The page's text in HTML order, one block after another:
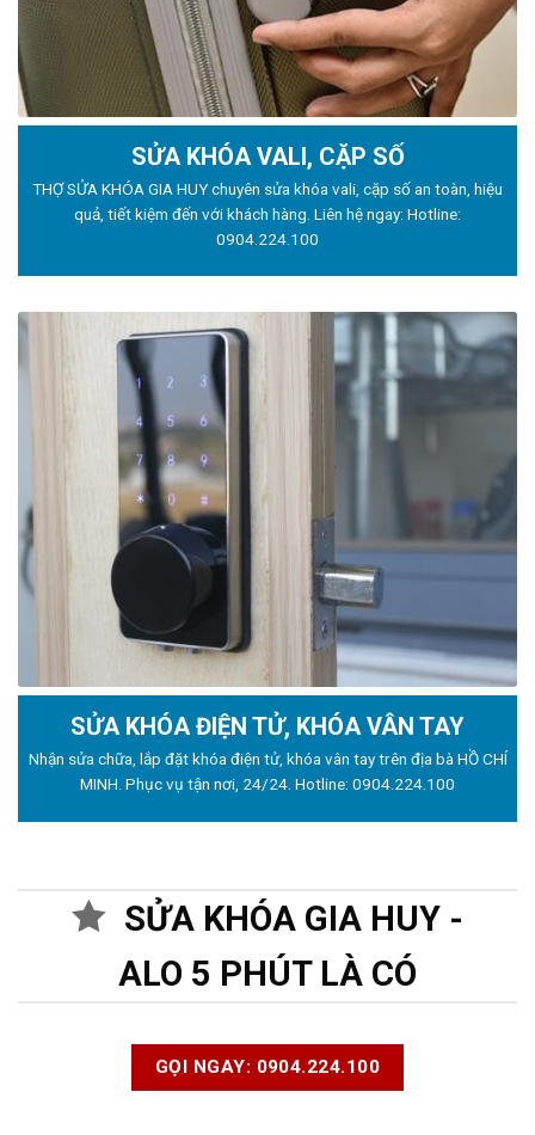
SỬA KHÓA VALI, CẶP SỐ
THỢ SỬA KHÓA GIA HUY chuyên sửa khóa vali, cặp số an toàn, hiệu
quả, tiết kiệm đến với khách hàng. Liên hệ ngay: Hotline:
0904.224.100
SỬA KHÓA ĐIỆN TỬ, KHÓA VÂN TAY
Nhận sửa chữa, lắp đặt khóa điện tử, khóa vân tay trên địa bà HỒ CHÍ
MINH. Phục vụ tận nơi, 24/24. Hotline: 0904.224.100
SỬA KHÓA GIA HUY -
ALO 5 PHÚT LÀ CÓ
GỌI NGAY: 0904.224.100